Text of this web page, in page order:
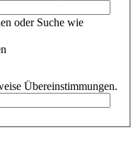
oder Suche wie
Übereinstimmungen.